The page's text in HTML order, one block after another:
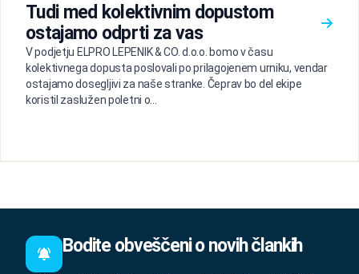
Tudi med kolektivnim dopustom
ostajamo odprti za vas
V podjetju ELPRO LEPENIK & CO. d.o.o. bomo v času
kolektivnega dopusta poslovali po prilagojenem urniku, vendar
ostajamo dosegljivi za naše stranke. Čeprav bo del ekipe
koristil zaslužen poletni o...
Bodite obveščeni o novih člankih